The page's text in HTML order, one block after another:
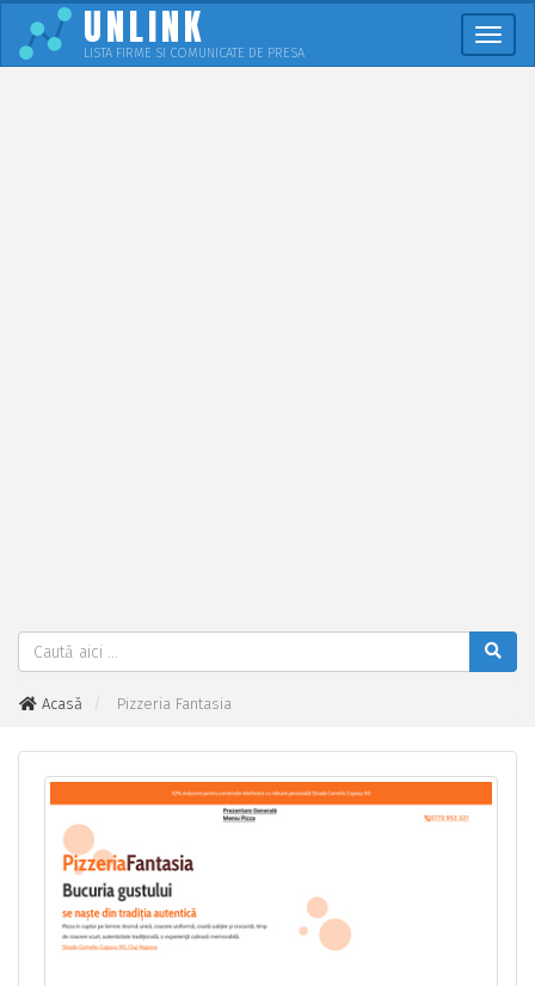
UNLINK
LISTA FIRME SI COMUNICATE DE PRESA
Acasă Pizzeria Fantasia